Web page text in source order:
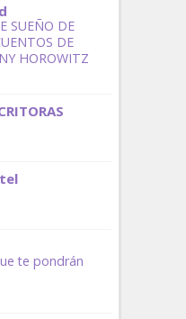
SUEÑO DE
DE
HOROWITZ
te pondrán